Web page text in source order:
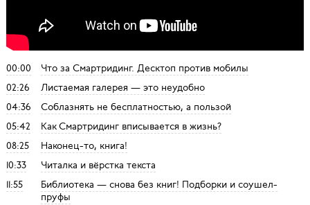
00:00
Что за Смартридинг. Десктоп против мобилы
02:26
Листаемая галерея — это неудобно
04:36
Соблазнять не бесплатностью, а пользой
05:42
Как Смартридинг вписывается в жизнь?
08:25
Наконец-то, книга!
10:33
Читалка и вёрстка текста
11:55
Библиотека — снова без книг! Подборки и соушел-
пруфы